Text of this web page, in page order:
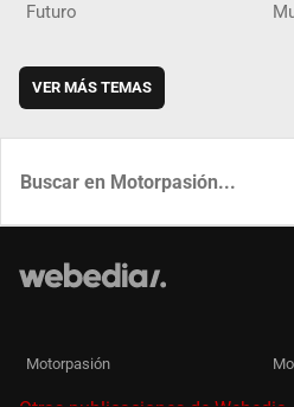
Futuro
VER MÁS TEMAS
Motorpasión